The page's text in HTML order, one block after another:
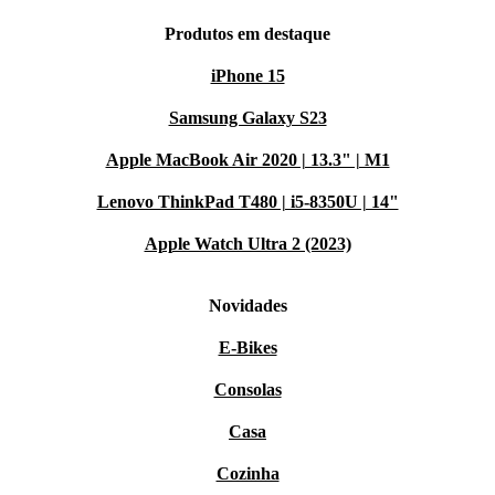
Produtos em destaque
iPhone 15
Samsung Galaxy S23
Apple MacBook Air 2020 | 13.3" | M1
Lenovo ThinkPad T480 | i5-8350U | 14"
Apple Watch Ultra 2 (2023)
Novidades
E-Bikes
Consolas
Casa
Cozinha